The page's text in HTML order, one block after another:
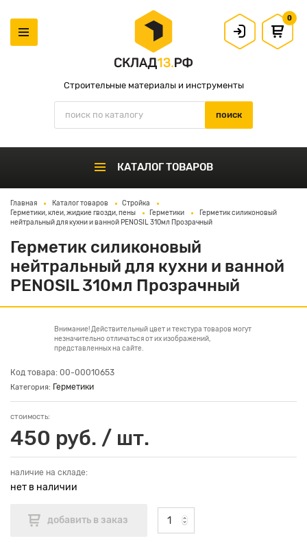
Строительные материалы и инструменты
0
КАТАЛОГ ТОВАРОВ
Главная Каталог товаров
Стройка
Герметики, клеи, жидкие гвозди, пены
Герметики
Герметик силиконовый
нейтральный для кухни и ванной PENOSIL 310мл Прозрачный
Герметик силиконовый
нейтральный для кухни и ванной
PENOSIL 310мл Прозрачный
Внимание! Действительный цвет и текстура товаров могут
незначительно отличаться от их изображений,
представленных на сайте.
Код товара: 00-00010653
Категория: Герметики
стоимость:
450 руб. / шт.
наличие на складе:
нет в наличии